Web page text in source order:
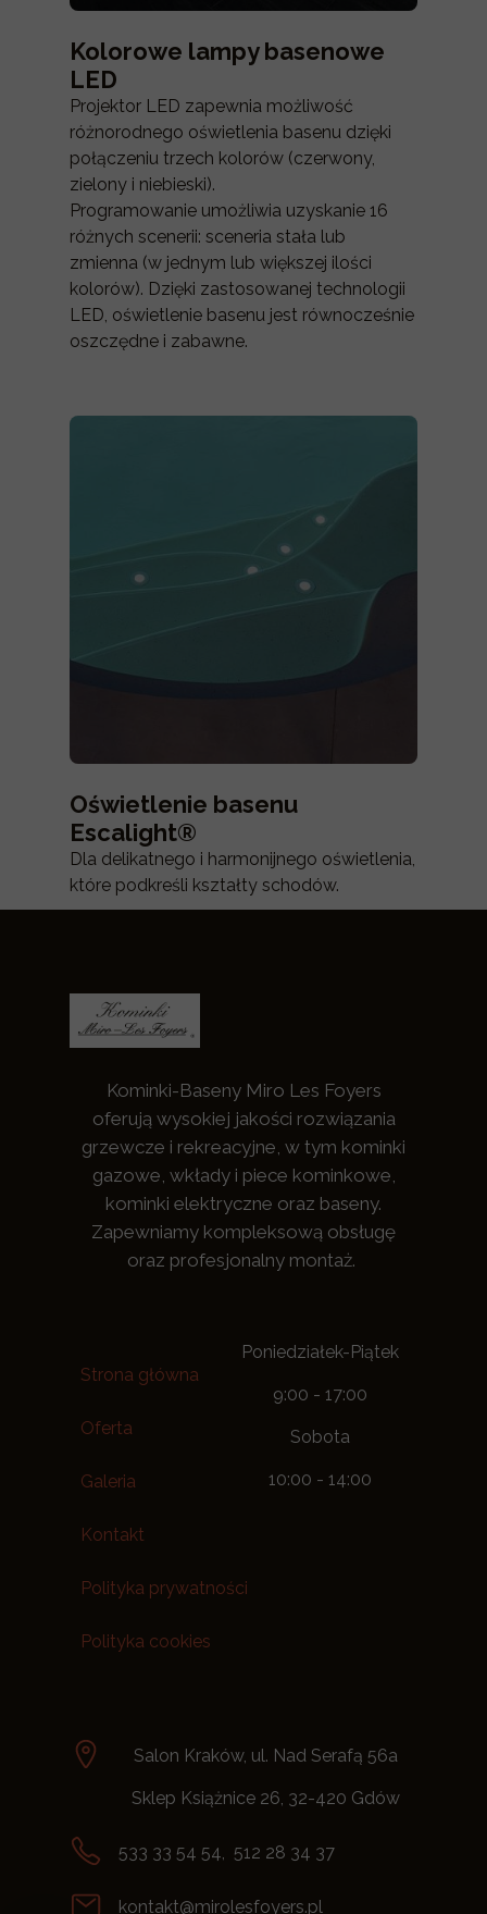
Kolorowe lampy basenowe
LED
Projektor LED zapewnia możliwość
różnorodnego oświetlenia basenu dzięki
połączeniu trzech kolorów (czerwony,
zielony i niebieski).
Programowanie umożliwia uzyskanie 16
różnych scenerii: sceneria stała lub
zmienna (w jednym lub większej ilości
kolorów). Dzięki zastosowanej technologii
LED, oświetlenie basenu jest równocześnie
oszczędne i zabawne.
Oświetlenie basenu
Escalight®
Dla delikatnego i harmonijnego oświetlenia,
które podkreśli kształty schodów.
Kominki-Baseny Miro Les Foyers
oferują wysokiej jakości rozwiązania
grzewcze i rekreacyjne, w tym kominki
gazowe, wkłady i piece kominkowe,
kominki elektryczne oraz baseny.
Zapewniamy kompleksową obsługę
oraz profesjonalny montaż.
Strona główna
Oferta
Galeria
Kontakt
Polityka prywatności
Polityka cookies
Poniedziałek-Piątek
9:00 - 17:00
Sobota
10:00 - 14:00
Salon Kraków, ul. Nad Serafą 56a
Sklep Książnice 26, 32-420 Gdów
kontakt@mirolesfoyers.pl
533 33 54 54, 512 28 34 37